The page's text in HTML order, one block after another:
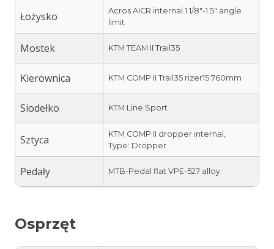
Łożysko
Acros AICR internal 1.1/8″-1.5″ angle
limit
Mostek KTM TEAM II Trail35
Kierownica KTM COMP II Trail35 rizer15 760mm
Siodełko KTM Line Sport
Sztyca
KTM COMP II dropper internal,
Type: Dropper
Pedały MTB-Pedal flat VPE-527 alloy
Osprzęt